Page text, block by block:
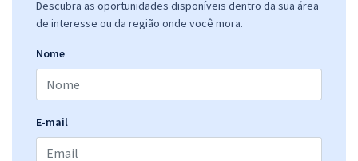
Descubra as oportunidades disponíveis dentro da sua área
de interesse ou da região onde você mora.
Nome
E-mail